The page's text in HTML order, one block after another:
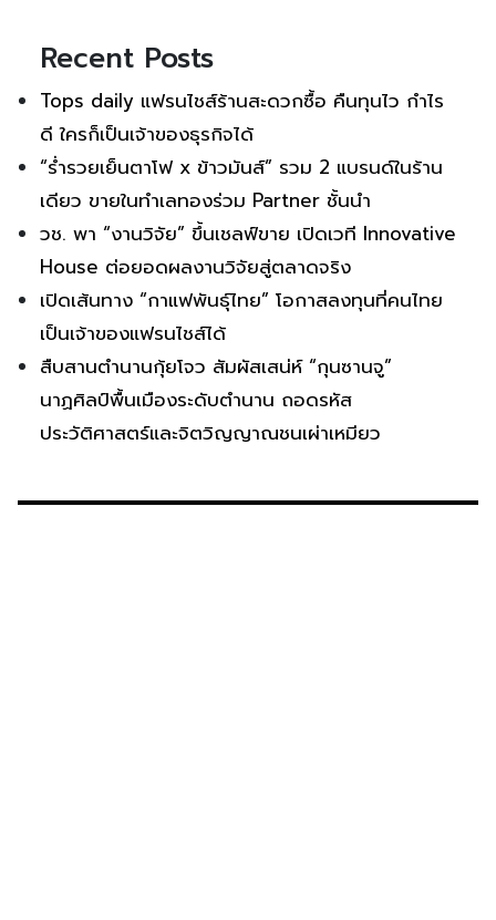
Recent Posts
Tops daily แฟรนไชส์ร้านสะดวกซื้อ คืนทุนไว กำไร
ดี ใครก็เป็นเจ้าของธุรกิจได้
“ร่ำรวยเย็นตาโฟ x ข้าวมันส์” รวม 2 แบรนด์ในร้าน
เดียว ขายในทำเลทองร่วม Partner ชั้นนำ
วช. พา “งานวิจัย” ขึ้นเชลฟ์ขาย เปิดเวที Innovative
House ต่อยอดผลงานวิจัยสู่ตลาดจริง
เปิดเส้นทาง “กาแฟพันธุ์ไทย” โอกาสลงทุนที่คนไทย
เป็นเจ้าของแฟรนไชส์ได้
สืบสานตำนานกุ้ยโจว สัมผัสเสน่ห์ “กุนซานจู”
นาฏศิลป์พื้นเมืองระดับตำนาน ถอดรหัส
ประวัติศาสตร์และจิตวิญญาณชนเผ่าเหมียว